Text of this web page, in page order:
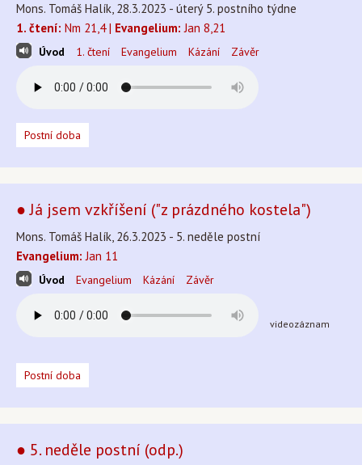
Mons. Tomáš Halík, 28.3.2023 - úterý 5. postního týdne
1. čtení: Nm 21,4 | Evangelium: Jan 8,21
Úvod 1. čtení Evangelium Kázání Závěr
Postní doba
● Já jsem vzkříšení ("z prázdného kostela")
Mons. Tomáš Halík, 26.3.2023 - 5. neděle postní
Evangelium: Jan 11
Úvod Evangelium Kázání Závěr
videozáznam
Postní doba
● 5. neděle postní (odp.)